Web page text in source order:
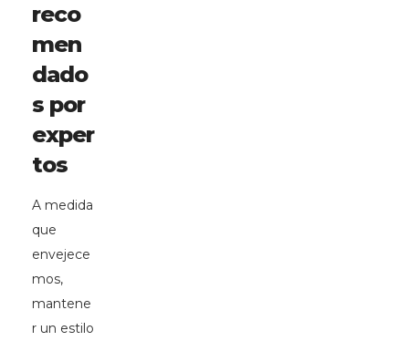
reco
men
dado
s por
exper
tos
A medida
que
envejece
mos,
mantene
r un estilo